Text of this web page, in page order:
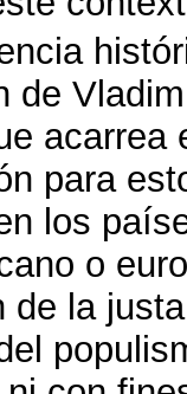
de
acarrea
para
los
o
de la